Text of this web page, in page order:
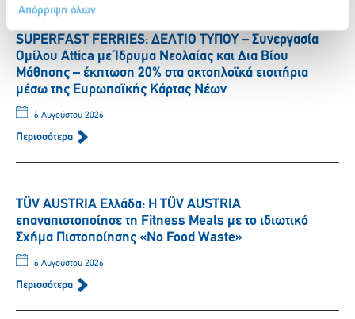
Απόρριψη όλων
SUPERFAST FERRIES: ΔΕΛΤΙΟ ΤΥΠΟΥ – Συνεργασία
Ομίλου Attica με Ίδρυμα Νεολαίας και Δια Βίου
Μάθησης – έκπτωση 20% στα ακτοπλοϊκά εισιτήρια
μέσω της Ευρωπαϊκής Κάρτας Νέων
6 Αυγούστου 2026
Περισσότερα
TÜV AUSTRIA Ελλάδα: Η TÜV AUSTRIA
επαναπιστοποίησε τη Fitness Meals με το ιδιωτικό
Σχήμα Πιστοποίησης «No Food Waste»
6 Αυγούστου 2026
Περισσότερα